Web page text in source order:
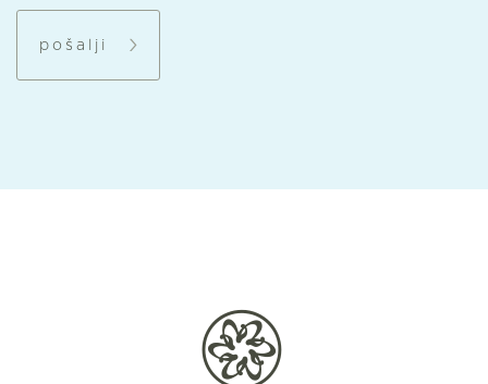
pošalji